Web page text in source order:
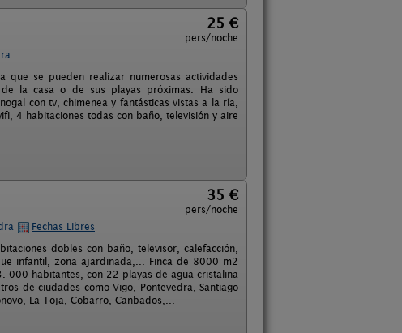
25 €
pers/noche
se pueden realizar numerosas actividades
la casa o de sus playas próximas. Ha sido
con tv, chimenea y fantásticas vistas a la ría,
4 habitaciones todas con baño, televisión y aire
35 €
pers/noche
Fechas Libres
dobles con baño, televisor, calefacción,
infantil, zona ajardinada,... Finca de 8000 m2
000 habitantes, con 22 playas de agua cristalina
de ciudades como Vigo, Pontevedra, Santiago
La Toja, Cobarro, Canbados,...